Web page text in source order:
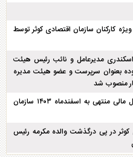
کارکنان سازمان اقتصادی کوثر توسط
مدیرعامل و نائب رئیس هیئت
بعنوان سرپرست و عضو هیئت مدیره
منصوب شد
مجمع عمومی عادی بطور فوق‌العاده سال مالی منتهی به اسفند‌ماه ۱۴۰۳ سازمان
کوثر در پی درگذشت والده مکرمه رئیس